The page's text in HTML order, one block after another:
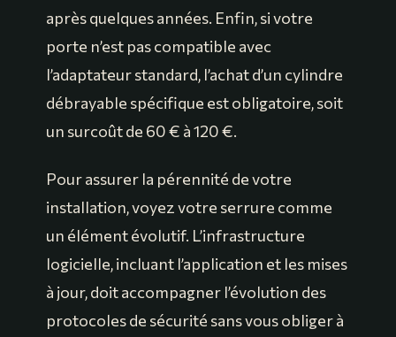
après quelques années. Enfin, si votre
porte n’est pas compatible avec
l’adaptateur standard, l’achat d’un cylindre
débrayable spécifique est obligatoire, soit
un surcoût de 60 € à 120 €.
Pour assurer la pérennité de votre
installation, voyez votre serrure comme
un élément évolutif. L’infrastructure
logicielle, incluant l’application et les mises
à jour, doit accompagner l’évolution des
protocoles de sécurité sans vous obliger à